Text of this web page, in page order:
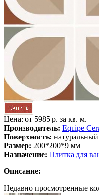
Цена: от 5985 р. за кв. м.
Производитель: Equipe
Поверхность: натуральный
Размер: 200*200*9 мм
Назначение: Плитка для
Описание:
Недавно просмотренные